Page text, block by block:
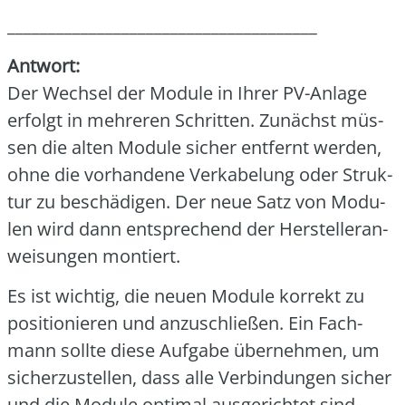
Ant­wort:
Der Wech­sel der Modu­le in Ihrer PV-Anla­ge
erfolgt in meh­re­ren Schrit­ten. Zunächst müs­
sen die alten Modu­le sicher ent­fernt wer­den,
ohne die vor­han­de­ne Ver­ka­be­lung oder Struk­
tur zu beschä­di­gen. Der neue Satz von Modu­
len wird dann ent­spre­chend der Her­stel­ler­an­
wei­sun­gen mon­tiert.
Es ist wich­tig, die neu­en Modu­le kor­rekt zu
posi­tio­nie­ren und anzu­schlie­ßen. Ein Fach­
mann soll­te die­se Auf­ga­be über­neh­men, um
sicher­zu­stel­len, dass alle Ver­bin­dun­gen sicher